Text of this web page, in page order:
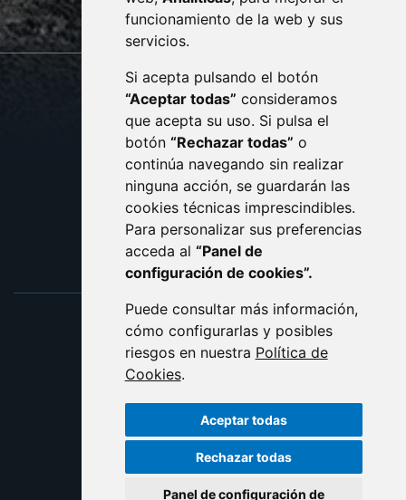
funcionamiento de la web y sus
servicios.
Si acepta pulsando el botón
“Aceptar todas” consideramos
que acepta su uso. Si pulsa el
botón “Rechazar todas” o
continúa navegando sin realizar
ninguna acción, se guardarán las
cookies técnicas imprescindibles.
Para personalizar sus preferencias
acceda al “Panel de
configuración de cookies”.
Puede consultar más información,
cómo configurarlas y posibles
riesgos en nuestra Política de
Cookies.
Aceptar todas
Rechazar todas
Panel de configuración de
monzon.es
CONTACTO
AVISO LEGAL
PROTECCIÓN DE DATOS
POLÍTICA DE COOKIES
ACCESIBILIDAD
ENLACE EXTERNO AL